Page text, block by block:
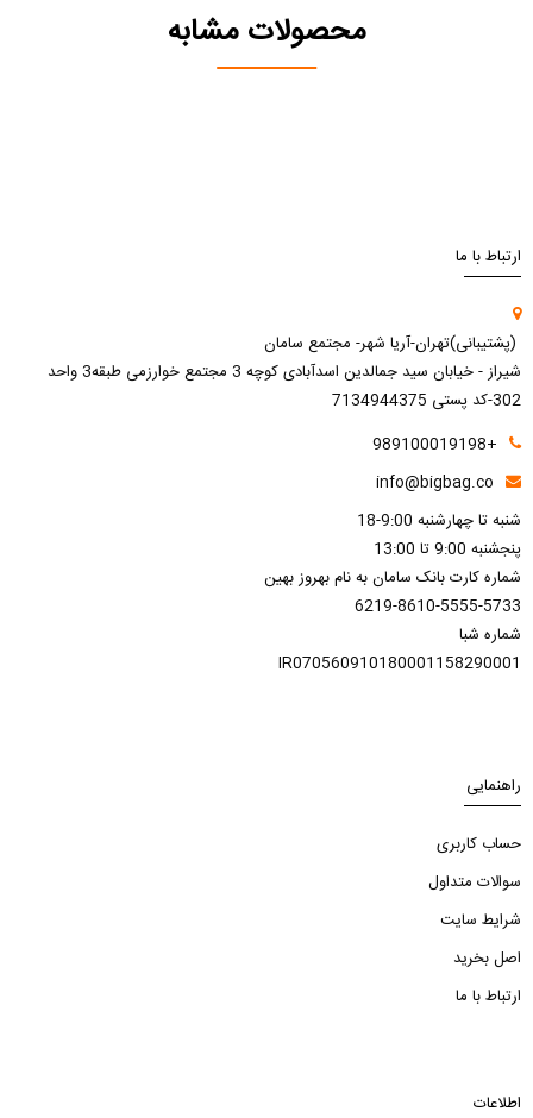
محصولات مشابه
ارتباط با ما
(پشتیبانی)تهران-آریا شهر- مجتمع سامان
شیراز - خیابان سید جمالدین اسدآبادی کوچه 3 مجتمع خوارزمی طبقه3 واحد
302-کد پستی 7134944375
+989100019198
info@bigbag.co
شنبه تا چهارشنبه 9:00-18
پنجشنبه 9:00 تا 13:00
شماره کارت بانک سامان به نام بهروز بهین
6219-8610-5555-5733
شماره شبا
IR070560910180001158290001
راهنمایی
حساب کاربری
سوالات متداول
شرایط سایت
اصل بخرید
ارتباط با ما
اطلاعات